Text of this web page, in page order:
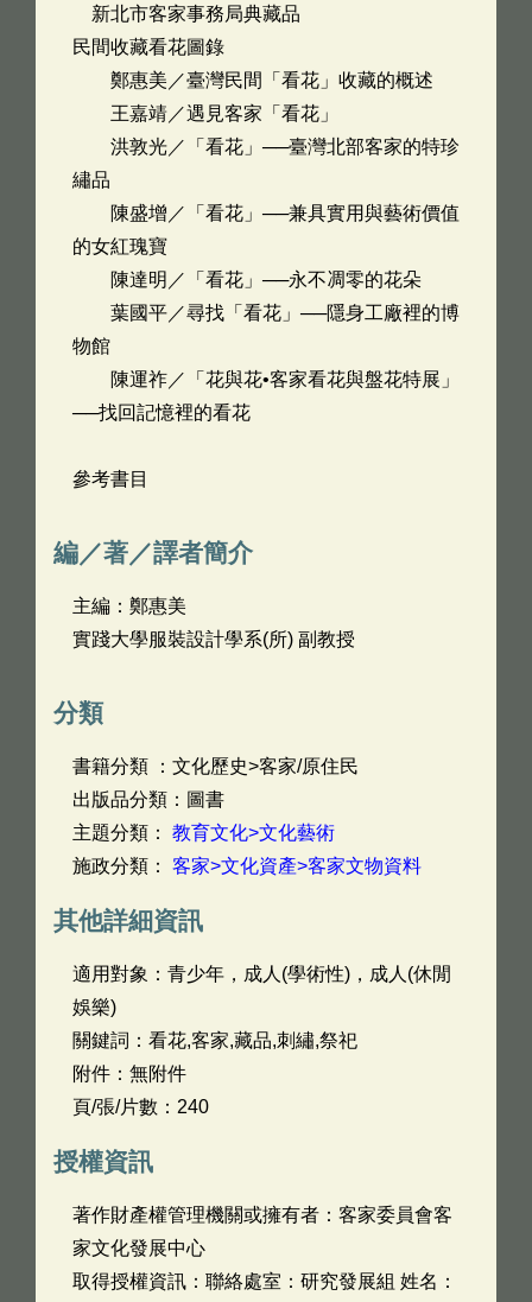
新北市客家事務局典藏品
民間收藏看花圖錄
鄭惠美／臺灣民間「看花」收藏的概述
王嘉靖／遇見客家「看花」
洪敦光／「看花」──臺灣北部客家的特珍
繡品
陳盛增／「看花」──兼具實用與藝術價值
的女紅瑰寶
陳達明／「看花」──永不凋零的花朵
葉國平／尋找「看花」──隱身工廠裡的博
物館
陳運祚／「花與花•客家看花與盤花特展」
──找回記憶裡的看花
參考書目
編／著／譯者簡介
主編：鄭惠美
實踐大學服裝設計學系(所) 副教授
分類
書籍分類 ：文化歷史>客家/原住民
出版品分類：圖書
主題分類： 教育文化>文化藝術
施政分類： 客家>文化資產>客家文物資料
其他詳細資訊
適用對象：青少年，成人(學術性)，成人(休閒
娛樂)
關鍵詞：看花,客家,藏品,刺繡,祭祀
附件：無附件
頁/張/片數：240
授權資訊
著作財產權管理機關或擁有者：客家委員會客
家文化發展中心
取得授權資訊：聯絡處室：研究發展組 姓名：